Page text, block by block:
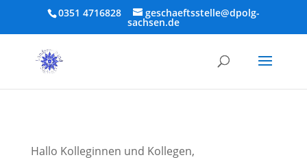
0351 4716828 geschaeftsstelle@dpolg-
sachsen.de
Hallo Kolleginnen und Kollegen,